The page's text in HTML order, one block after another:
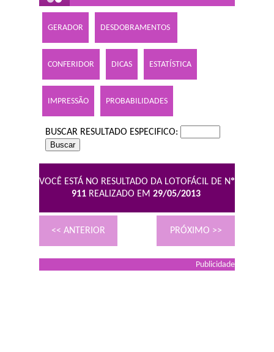
GERADOR DESDOBRAMENTOS
CONFERIDOR DICAS ESTATÍSTICA
IMPRESSÃO PROBABILIDADES
BUSCAR RESULTADO ESPECIFICO:
VOCÊ ESTÁ NO RESULTADO DA LOTOFÁCIL DE Nº
911 REALIZADO EM 29/05/2013
<< ANTERIOR PRÓXIMO >>
Publicidade